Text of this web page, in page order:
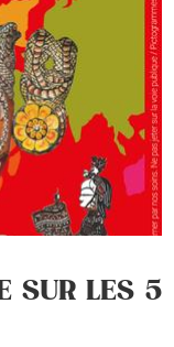
SUR LES 5